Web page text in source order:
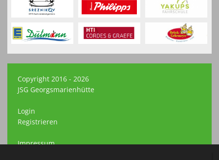
Copyright 2016 - 2026
JSG Georgsmarienhütte
Login
Registrieren
Impressum